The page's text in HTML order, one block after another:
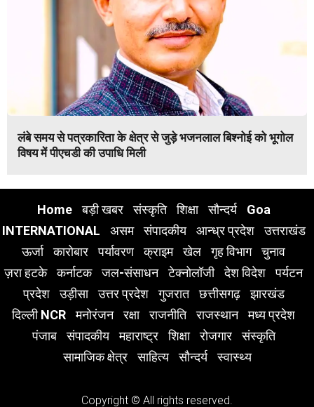
लंबे समय से पत्रकारिता के क्षेत्र से जुड़े भजनलाल बिश्नोई को भूगोल
विषय में पीएचडी की उपाधि मिली
Home बड़ी खबर संस्कृति शिक्षा सौन्दर्य
Goa
INTERNATIONAL
असम संपादकीय आन्ध्र प्रदेश
उत्तराखंड
ऊर्जा
कारोबार पर्यावरण क्राइम खेल गृह विभाग
चुनाव
ज़रा हटके
कर्नाटक जल-संसाधन टेक्नोलॉजी देश विदेश
पर्यटन
प्रदेश
उड़ीसा उत्तर प्रदेश गुजरात छत्तीसगढ़
झारखंड
दिल्ली NCR
मनोरंजन रक्षा राजनीति राजस्थान
मध्य प्रदेश
पंजाब
संपादकीय महाराष्ट्र शिक्षा रोजगार
संस्कृति
सामाजिक क्षेत्र
साहित्य सौन्दर्य स्वास्थ्य
Copyright © All rights reserved.